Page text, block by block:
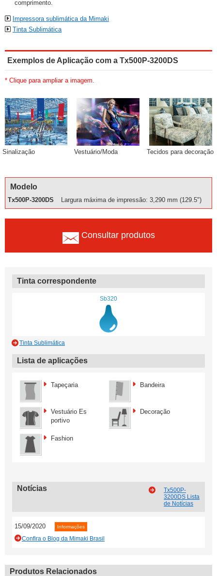
comprimento.
Impressora sublimática da Mimaki
Tinta Sublimática
Exemplos de Aplicação com a Tx500P-3200DS
* Clique para ampliar a imagem.
Sinalização Vestuário/Moda Tecidos para decoração
Modelo
Tx500P-3200DS Largura máxima de impressão: 3,290 mm (129.5")
Consultar produtos
Tinta correspondente
Sb320
Tinta Sublimática
Lista de aplicações
Tapeçaria Bandeira
Vestuário Es
portivo
Decoração
Fashion
Notícias
Tx500P-
3200DS Lista
de Notícias
15/09/2020 Informações
Confira o Blog da Mimaki Brasil
Produtos Relacionados